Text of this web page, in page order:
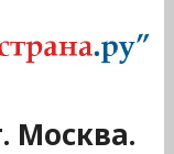
Москва.